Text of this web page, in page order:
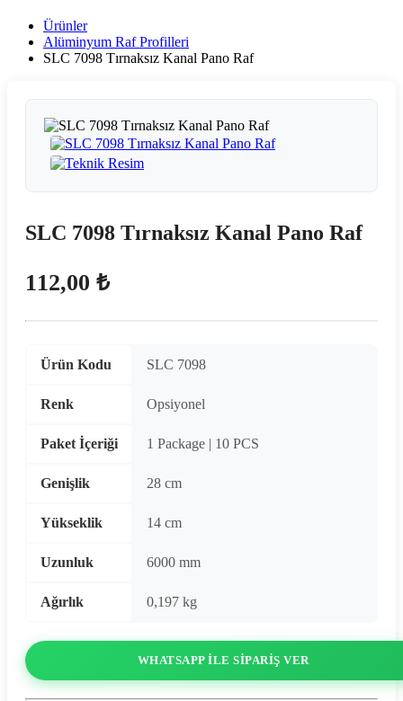
Ürünler
Alüminyum Raf Profilleri
SLC 7098 Tırnaksız Kanal Pano Raf
SLC 7098 Tırnaksız Kanal Pano Raf
112,00 ₺
Ürün Kodu SLC 7098
Renk Opsiyonel
Paket İçeriği 1 Package | 10 PCS
Genişlik 28 cm
Yükseklik 14 cm
Uzunluk 6000 mm
Ağırlık 0,197 kg
WHATSAPP ILE SIPARIŞ VER